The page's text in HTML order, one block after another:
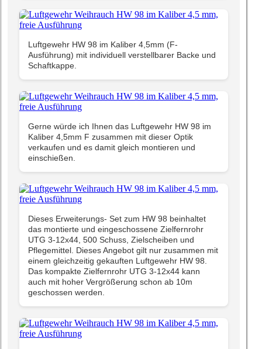
Luftgewehr HW 98 im Kaliber 4,5mm (F-
Ausführung) mit individuell verstellbarer Backe und
Schaftkappe.
Gerne würde ich Ihnen das Luftgewehr HW 98 im
Kaliber 4,5mm F zusammen mit dieser Optik
verkaufen und es damit gleich montieren und
einschießen.
Dieses Erweiterungs- Set zum HW 98 beinhaltet
das montierte und eingeschossene Zielfernrohr
UTG 3-12x44, 500 Schuss, Zielscheiben und
Pflegemittel. Dieses Angebot gilt nur zusammen mit
einem gleichzeitig gekauften Luftgewehr HW 98.
Das kompakte Zielfernrohr UTG 3-12x44 kann
auch mit hoher Vergrößerung schon ab 10m
geschossen werden.